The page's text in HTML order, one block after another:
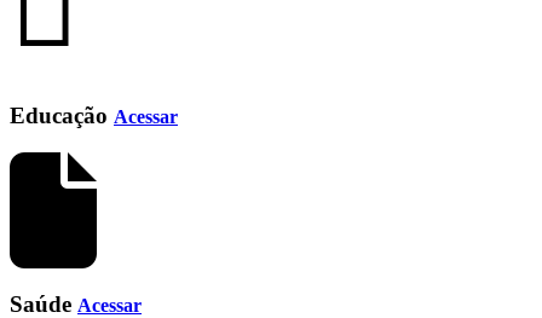
Educação Acessar
Saúde Acessar